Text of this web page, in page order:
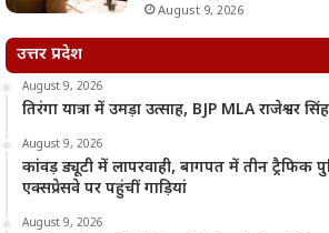
August 9, 2026
उत्तर प्रदेश
August 9, 2026
तिरंगा यात्रा में उमड़ा उत्साह, BJP MLA राजेश्वर
August 9, 2026
कांवड़ ड्यूटी में लापरवाही, बागपत में तीन ट्रैफिक
एक्सप्रेसवे पर पहुंचीं गाड़ियां
August 9, 2026